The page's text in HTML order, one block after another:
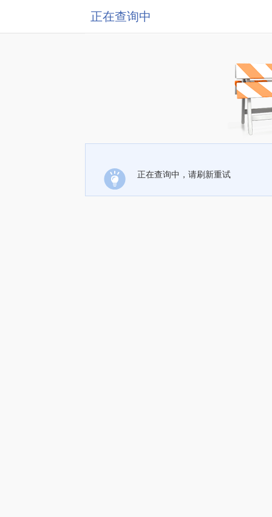
正在查询中
正在查询中，请刷新重试